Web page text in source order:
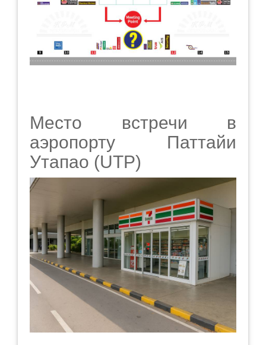
Место встречи в
аэропорту Паттайи
Утапао (UTP)